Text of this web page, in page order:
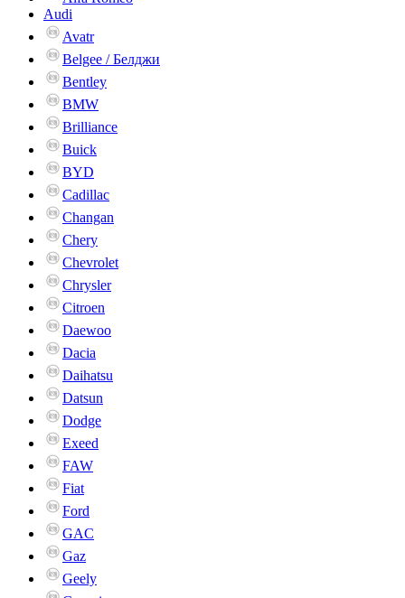
Audi
Avatr
Belgee / Белджи
Bentley
BMW
Brilliance
Buick
BYD
Cadillac
Changan
Chery
Chevrolet
Chrysler
Citroen
Daewoo
Dacia
Daihatsu
Datsun
Dodge
Exeed
FAW
Fiat
Ford
GAC
Gaz
Geely